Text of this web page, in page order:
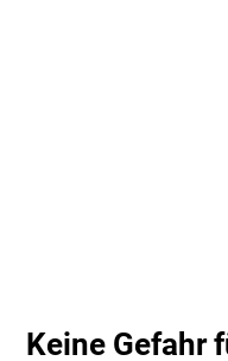
Keine Gefahr